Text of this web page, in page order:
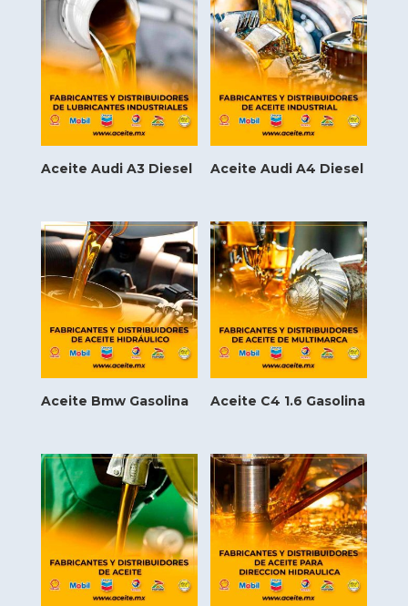
Aceite Audi A3 Diesel Aceite Audi A4 Diesel
Aceite Bmw Gasolina Aceite C4 1.6 Gasolina